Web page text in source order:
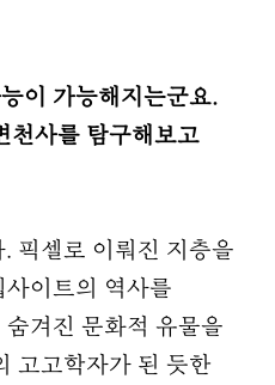
이 가능해지는군요.
천사를 탐구해보고
픽셀로 이뤄진 지층을
이트의 역사를
겨진 문화적 유물을
고고학자가 된 듯한